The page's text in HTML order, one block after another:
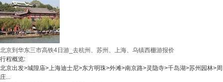
北京到华东三市高铁4日游_去杭州、苏州、上海、乌镇西栅游报价
行程概览:
北京出发>城隍庙>上海迪士尼>东方明珠>外滩>南京路>灵隐寺>千岛湖>苏州园林>周
庄...